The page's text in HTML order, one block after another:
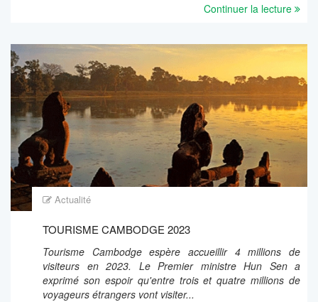
Continuer la lecture
Actualité
TOURISME CAMBODGE 2023
Tourisme Cambodge espère accueillir 4 millions de
visiteurs en 2023. Le Premier ministre Hun Sen a
exprimé son espoir qu'entre trois et quatre millions de
voyageurs étrangers vont visiter...